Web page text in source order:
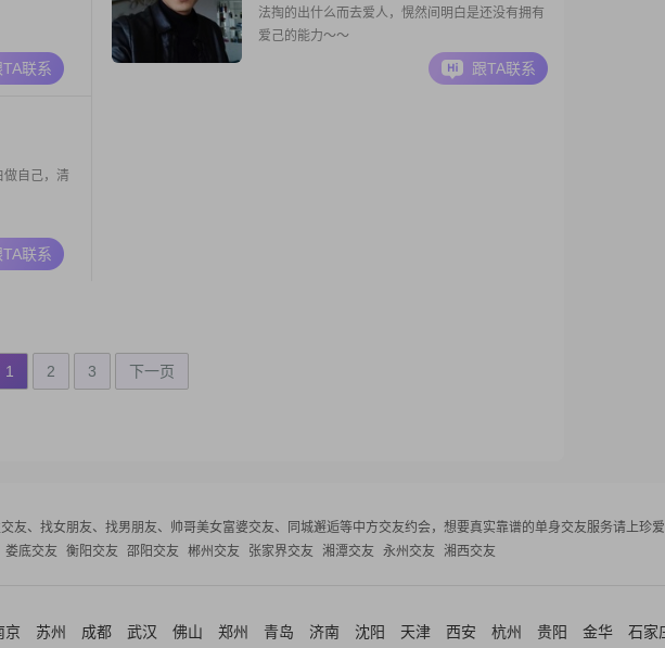
TA联系
法掏的出什么而去爱人，愰然间明白是还没有拥有
爱己的能力～～
跟TA联系
自己，清
TA联系
1 2 3 下一页
友、找女朋友、找男朋友、帅哥美女富婆交友、同城邂逅等中方交友约会，想要真实靠谱的单身交友服务请上珍爱
娄底交友 衡阳交友 邵阳交友 郴州交友 张家界交友 湘潭交友 永州交友 湘西交友
京 苏州 成都 武汉 佛山 郑州 青岛 济南 沈阳 天津 西安 杭州 贵阳 金华 石家